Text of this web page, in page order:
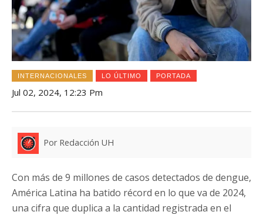
INTERNACIONALES LO ÚLTIMO PORTADA
Jul 02, 2024, 12:23 Pm
Por Redacción UH
Con más de 9 millones de casos detectados de dengue,
América Latina ha batido récord en lo que va de 2024,
una cifra que duplica a la cantidad registrada en el